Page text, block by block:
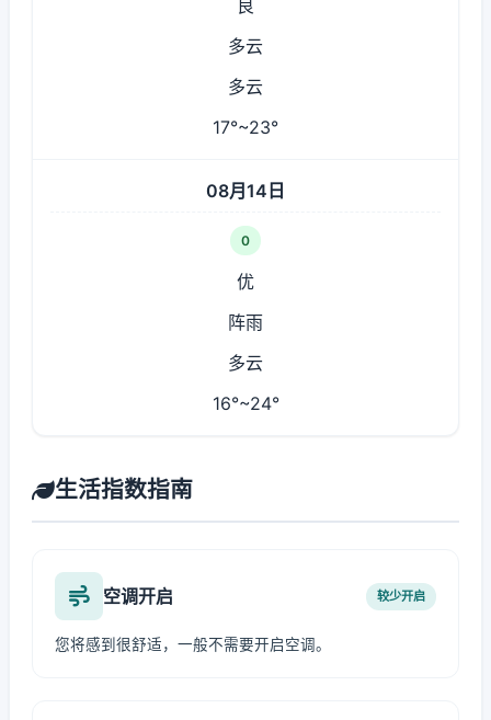
良
多云
多云
17°~23°
08月14日
0
优
阵雨
多云
16°~24°
生活指数指南
空调开启 较少开启
您将感到很舒适，一般不需要开启空调。